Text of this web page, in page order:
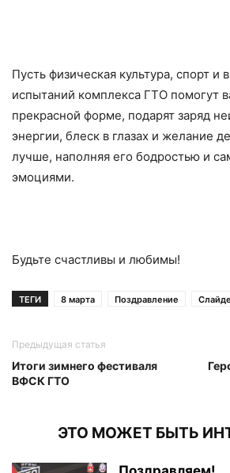
Пусть физическая культура, спорт и
испытаний комплекса ГТО помогут
прекрасной форме, подарят заряд
энергии, блеск в глазах и желание
лучше, наполняя его бодростью и
эмоциями.
Будьте счастливы и любимы!
ТЕГИ 8 марта Поздравление
Предыдущая статья
Итоги зимнего фестиваля
ВФСК ГТО
ЭТО МОЖЕТ БЫТЬ